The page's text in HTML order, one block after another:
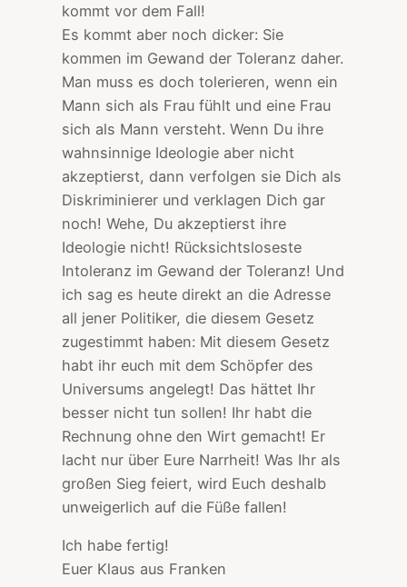
kommt vor dem Fall!
Es kommt aber noch dicker: Sie
kommen im Gewand der Toleranz daher.
Man muss es doch tolerieren, wenn ein
Mann sich als Frau fühlt und eine Frau
sich als Mann versteht. Wenn Du ihre
wahnsinnige Ideologie aber nicht
akzeptierst, dann verfolgen sie Dich als
Diskriminierer und verklagen Dich gar
noch! Wehe, Du akzeptierst ihre
Ideologie nicht! Rücksichtsloseste
Intoleranz im Gewand der Toleranz! Und
ich sag es heute direkt an die Adresse
all jener Politiker, die diesem Gesetz
zugestimmt haben: Mit diesem Gesetz
habt ihr euch mit dem Schöpfer des
Universums angelegt! Das hättet Ihr
besser nicht tun sollen! Ihr habt die
Rechnung ohne den Wirt gemacht! Er
lacht nur über Eure Narrheit! Was Ihr als
großen Sieg feiert, wird Euch deshalb
unweigerlich auf die Füße fallen!
Ich habe fertig!
Euer Klaus aus Franken